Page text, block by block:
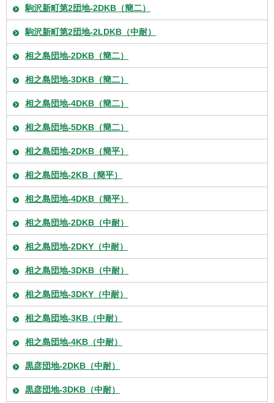
駒沢新町第2団地-2DKB（簡二）
駒沢新町第2団地-2LDKB（中耐）
相之島団地-2DKB（簡二）
相之島団地-3DKB（簡二）
相之島団地-4DKB（簡二）
相之島団地-5DKB（簡二）
相之島団地-2DKB（簡平）
相之島団地-2KB（簡平）
相之島団地-4DKB（簡平）
相之島団地-2DKB（中耐）
相之島団地-2DKY（中耐）
相之島団地-3DKB（中耐）
相之島団地-3DKY（中耐）
相之島団地-3KB（中耐）
相之島団地-4KB（中耐）
黒彦団地-2DKB（中耐）
黒彦団地-3DKB（中耐）